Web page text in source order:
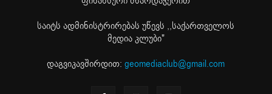
საიტს ადმინისტრირებას უწევს ,,საქართველოს
მედია კლუბი"
დაგვიკავშირდით:geomediaclub@gmail.com